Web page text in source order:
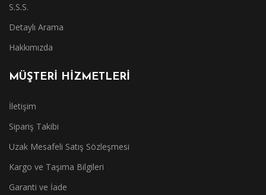
S.S.S.
Detaylı Arama
Hakkımızda
MÜŞTERİ HİZMETLERİ
İletişim
Sipariş Takibi
Uzak Mesafeli Satış Sözleşmesi
Kargo ve Taşıma Bilgileri
Garanti ve İade